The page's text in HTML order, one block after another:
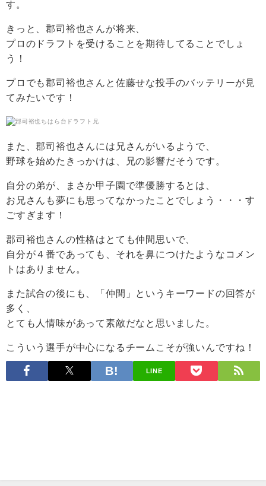
す。
きっと、郡司裕也さんが将来、
プロのドラフトを受けることを期待してることでしょ
う！
プロでも郡司裕也さんと佐藤せな投手のバッテリーが見
てみたいです！
また、郡司裕也さんには兄さんがいるようで、
野球を始めたきっかけは、兄の影響だそうです。
自分の弟が、まさか甲子園で準優勝するとは、
お兄さんも夢にも思ってなかったことでしょう・・・す
ごすぎます！
郡司裕也さんの性格はとても仲間思いで、
自分が４番であっても、それを鼻につけたようなコメン
トはありません。
また試合の後にも、「仲間」というキーワードの回答が
多く、
とても人情味があって素敵だなと思いました。
こういう選手が中心になるチームこそが強いんですね！
LINE